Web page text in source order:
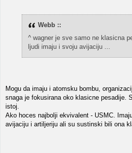
Webb ::
^ wagner je sve samo ne klasicna
ljudi imaju i svoju avijaciju ...
Mogu da imaju i atomsku bombu,
snaga je fokusirana oko klasicne pesadije.
istoj.
Ako hoces najbolji ekvivalent - USMC.
avijaciju i artiljeriju ali su sustinski bili ona